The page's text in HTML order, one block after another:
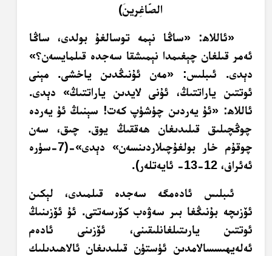
الصَّاغِرِينَ﴾
«ئاللاھ: «ساڭا نېمە توسالغۇ بولدى، ساڭا
ئەمر قىلغان چېغىمدا نېمىشقا سەجدە قىلمايسەن؟»
دېدى. ئىبلىس: «مەن ئۇنىڭدىن ياخشى. مېنى
ئوتتىن ياراتتىڭ، ئۇنى لايدىن ياراتتىڭ» دېدى.‏
ئاللاھ: «ئۇ يەردىن چۈشۈپ كەت! سېنىڭ ئۇ يەردە
چوڭچىلىق قىلىدىغان ھەققىڭ يوق. چىق، سەن
چوقۇم خار بولغۇچىلاردىنسەن» دېدى»-(7-سۈرە
ئەئراف، 12-13- ئايەتلەر).
ئىبلىس ئادەمگە سەجدە قىلمىدى، لېكىن
ئۆزىچە بۇنىڭغا بىر سەۋەب كۆرسەتتى. ئۇ ئۆزىنىڭ
ئوتتىن يارىتىلغانلىقىنى، ئۆزىنى ئادەم
ئەلەيھىسسالامدىن ئۈستۈن قىلىدىغان ئالاھىدىلىك